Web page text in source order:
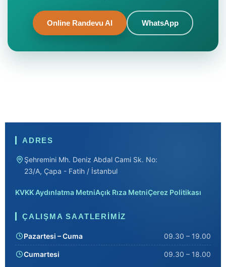
Online Randevu Al WhatsApp
ADRES
Şehremini Mh. Deniz Abdal Cami Sk. No:
23/A, Çapa - Fatih / İstanbul
KVKK Aydınlatma MetniAçık Rıza MetniÇerez Politikası
ÇALIŞMA SAATLERIMIZ
Pazartesi – Cuma 09.30 – 19.00
Cumartesi 09.30 – 18.00